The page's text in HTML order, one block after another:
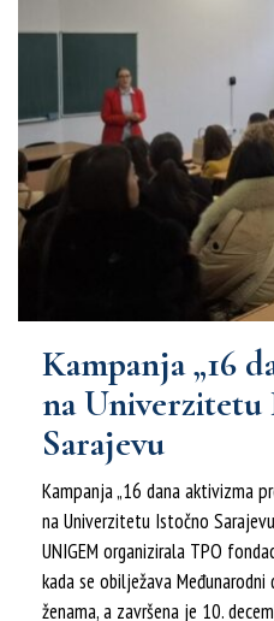
Kampanja „16
na Univerzitetu
Sarajevu
Kampanja „16 dana aktivizma
na Univerzitetu Istočno
UNIGEM organizirala TPO
kada se obilježava
ženama, a završena je 10.